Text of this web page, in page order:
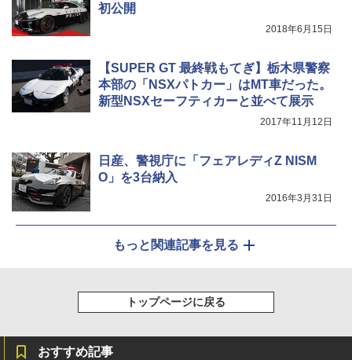
初公開
2018年6月15日
【SUPER GT 最終戦もてぎ】栃木県警察
本部の「NSXパトカー」はMT車だった。
新型NSXセーフティカーと並べて展示
2017年11月12日
日産、警視庁に「フェアレディZ NISM
O」を3台納入
2016年3月31日
もっと関連記事を見る
トップページに戻る
おすすめ記事